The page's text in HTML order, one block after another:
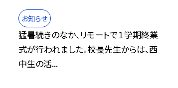
お知らせ
猛暑続きのなか、リモートで１学期終業
式が行われました。校長先生からは、西
中生の活...